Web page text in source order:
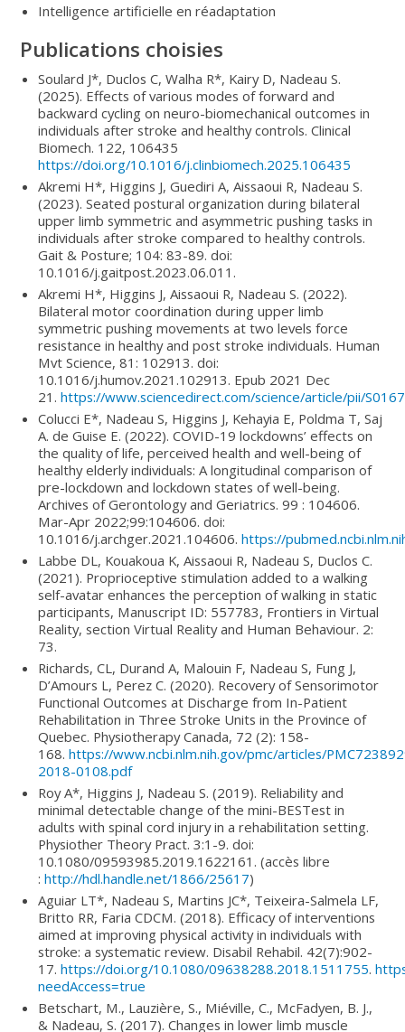
Intelligence artificielle en réadaptation
Publications choisies
Soulard J*, Duclos C, Walha R*, Kairy D, Nadeau S.
(2025). Effects of various modes of forward and
backward cycling on neuro-biomechanical outcomes in
individuals after stroke and healthy controls. Clinical
Biomech. 122, 106435
https://doi.org/10.1016/j.clinbiomech.2025.106435
Akremi H*, Higgins J, Guediri A, Aissaoui R, Nadeau S.
(2023). Seated postural organization during bilateral
upper limb symmetric and asymmetric pushing tasks in
individuals after stroke compared to healthy controls.
Gait & Posture; 104: 83-89. doi:
10.1016/j.gaitpost.2023.06.011.
Akremi H*, Higgins J, Aissaoui R, Nadeau S. (2022).
Bilateral motor coordination during upper limb
symmetric pushing movements at two levels force
resistance in healthy and post stroke individuals. Human
Mvt Science, 81: 102913. doi:
10.1016/j.humov.2021.102913. Epub 2021 Dec
21.https://www.sciencedirect.com/science/article/pii/
Colucci E*, Nadeau S, Higgins J, Kehayia E, Poldma T, Saj
A. de Guise E. (2022). COVID-19 lockdowns’ effects on
the quality of life, perceived health and well-being of
healthy elderly individuals: A longitudinal comparison of
pre-lockdown and lockdown states of well-being.
Archives of Gerontology and Geriatrics. 99 : 104606.
Mar-Apr 2022;99:104606. doi:
10.1016/j.archger.2021.104606.https://
Labbe DL, Kouakoua K, Aissaoui R, Nadeau S, Duclos C.
(2021). Proprioceptive stimulation added to a walking
self-avatar enhances the perception of walking in static
participants, Manuscript ID: 557783, Frontiers in Virtual
Reality, section Virtual Reality and Human Behaviour. 2:
73.
Richards, CL, Durand A, Malouin F, Nadeau S, Fung J,
D’Amours L, Perez C. (2020). Recovery of Sensorimotor
Functional Outcomes at Discharge from In-Patient
Rehabilitation in Three Stroke Units in the Province of
Quebec. Physiotherapy Canada, 72 (2): 158-
168.https://www.ncbi.nlm.nih.gov/pmc/articles/
2018-0108.pdf
Roy A*, Higgins J, Nadeau S. (2019). Reliability and
minimal detectable change of the mini-BESTest in
adults with spinal cord injury in a rehabilitation setting.
Physiother Theory Pract. 3:1-9. doi:
10.1080/09593985.2019.1622161. (accès libre
:http://hdl.handle.net/1866/25617)
Aguiar LT*, Nadeau S, Martins JC*, Teixeira-Salmela LF,
Britto RR, Faria CDCM. (2018). Efficacy of interventions
aimed at improving physical activity in individuals with
stroke: a systematic review. Disabil Rehabil. 42(7):902-
17.https://doi.org/10.1080/09638288.2018.1511755.
needAccess=true
Betschart, M., Lauzière, S., Miéville, C., McFadyen, B. J.,
& Nadeau, S. (2017). Changes in lower limb muscle